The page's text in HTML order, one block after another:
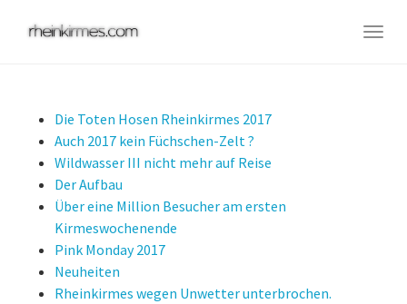
Die Toten Hosen Rheinkirmes 2017
Auch 2017 kein Füchschen-Zelt ?
Wildwasser III nicht mehr auf Reise
Der Aufbau
Über eine Million Besucher am ersten
Kirmeswochenende
Pink Monday 2017
Neuheiten
Rheinkirmes wegen Unwetter unterbrochen.